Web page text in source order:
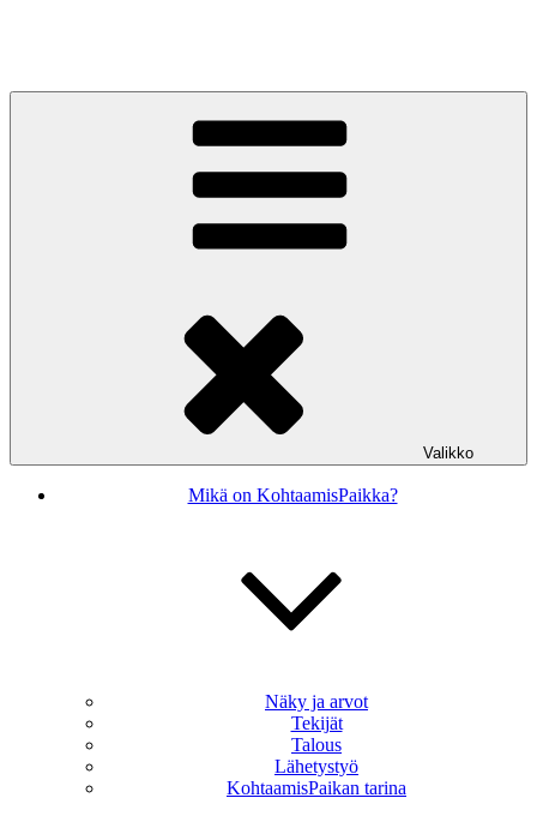
Valikko
Mikä on KohtaamisPaikka?
Näky ja arvot
Tekijät
Talous
Lähetystyö
KohtaamisPaikan tarina